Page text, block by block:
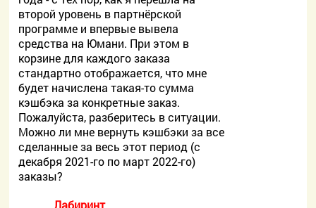
второй уровень в партнёрской
программе и впервые вывела
средства на Юмани. При этом в
корзине для каждого заказа
стандартно отображается, что мне
будет начислена такая-то сумма
кэшбэка за конкретные заказ.
Пожалуйста, разберитесь в ситуации.
Можно ли мне вернуть кэшбэки за все
сделанные за весь этот период (с
декабря 2021-го по март 2022-го)
заказы?
Лабиринт